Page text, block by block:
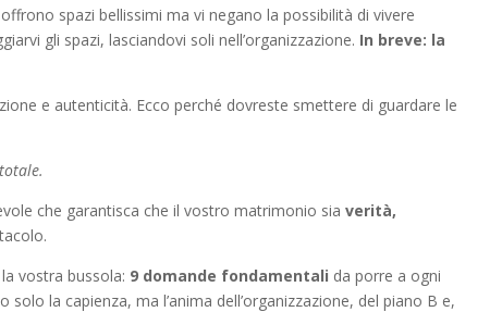
spazi bellissimi ma vi negano la possibilità di vivere
gli spazi, lasciandovi soli nell’organizzazione. In breve: la
e autenticità. Ecco perché dovreste smettere di guardare le
che garantisca che il vostro matrimonio siaverità,
vostra bussola: 9 domande fondamentali da porre a ogni
la capienza, ma l’anima dell’organizzazione, del piano B e,